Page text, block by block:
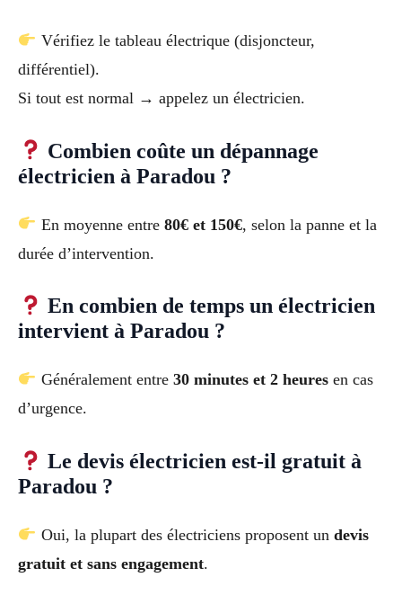
Vérifiez le tableau électrique (disjoncteur,
différentiel).
Si tout est normal → appelez un électricien.
Combien coûte un dépannage
électricien à Paradou ?
En moyenne entre 80€ et 150€, selon la panne et la
durée d’intervention.
En combien de temps un électricien
intervient à Paradou ?
Généralement entre 30 minutes et 2 heuresen cas
d’urgence.
Le devis électricien est-il gratuit à
Paradou ?
Oui, la plupart des électriciens proposent un devis
gratuit et sans engagement.